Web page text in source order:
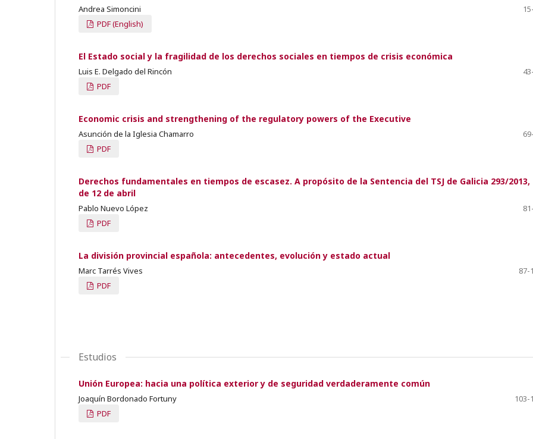
Andrea Simoncini
PDF (English)
El Estado social y la fragilidad de los derechos sociales en tiempos de crisis económica
Luis E. Delgado del Rincón
PDF
Economic crisis and strengthening of the regulatory powers of the Executive
Asunción de la Iglesia Chamarro
PDF
Derechos fundamentales en tiempos de escasez. A propósito de la Sentencia del TSJ de Galicia 293/2013,
de 12 de abril
Pablo Nuevo López
PDF
La división provincial española: antecedentes, evolución y estado actual
Marc Tarrés Vives
87-
PDF
Estudios
Unión Europea: hacia una política exterior y de seguridad verdaderamente común
Joaquín Bordonado Fortuny
103-
PDF